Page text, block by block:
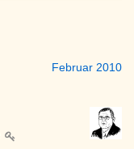
Februar 2010